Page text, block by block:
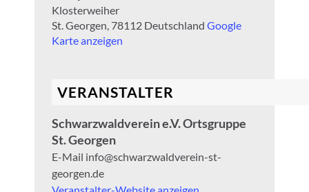
Klosterweiher
St. Georgen 78112 Deutschland Google
Karte anzeigen
VERANSTALTER
Schwarzwaldverein e.V. Ortsgruppe
St. Georgen
E-Mail info@schwarzwaldverein-st-
georgen.de